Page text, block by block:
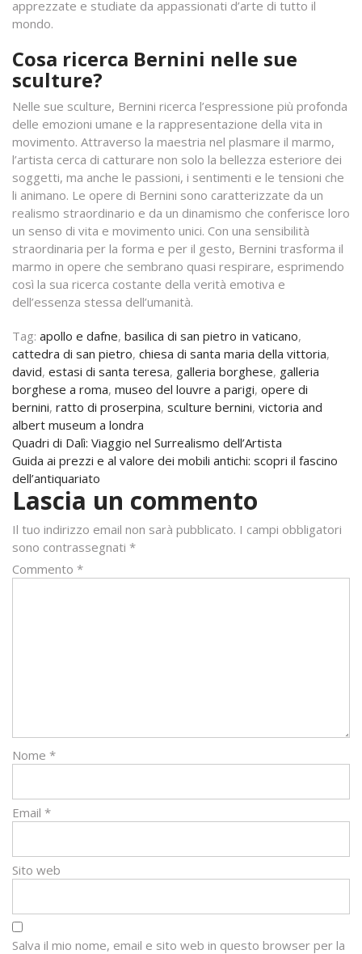
apprezzate e studiate da appassionati d’arte di tutto il
mondo.
Cosa ricerca Bernini nelle sue
sculture?
Nelle sue sculture, Bernini ricerca l’espressione più profonda
delle emozioni umane e la rappresentazione della vita in
movimento. Attraverso la maestria nel plasmare il marmo,
l’artista cerca di catturare non solo la bellezza esteriore dei
soggetti, ma anche le passioni, i sentimenti e le tensioni che
li animano. Le opere di Bernini sono caratterizzate da un
realismo straordinario e da un dinamismo che conferisce loro
un senso di vita e movimento unici. Con una sensibilità
straordinaria per la forma e per il gesto, Bernini trasforma il
marmo in opere che sembrano quasi respirare, esprimendo
così la sua ricerca costante della verità emotiva e
dell’essenza stessa dell’umanità.
Tag: apollo e dafne, basilica di san pietro in vaticano,
cattedra di san pietro, chiesa di santa maria della vittoria,
david, estasi di santa teresa, galleria borghese, galleria
borghese a roma, museo del louvre a parigi, opere di
bernini, ratto di proserpina, sculture bernini, victoria and
albert museum a londra
Navigazione
articoli
Quadri di Dalì: Viaggio nel Surrealismo dell’Artista
Guida ai prezzi e al valore dei mobili antichi: scopri il fascino
dell’antiquariato
Lascia un commento
Il tuo indirizzo email non sarà pubblicato. I campi obbligatori
sono contrassegnati *
Commento *
Nome *
Email *
Sito web
Salva il mio nome, email e sito web in questo browser per la